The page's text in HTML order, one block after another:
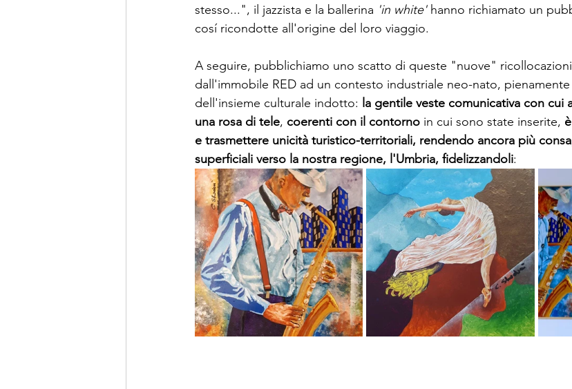
stesso...", il jazzista e la ballerina 'in white' hanno richiamato un
cosí ricondotte all'origine del loro viaggio.
A seguire, pubblichiamo uno scatto di queste "nuove"
dall'immobile RED ad un contesto industriale neo-nato,
dell'insieme culturale indotto: la gentile veste comunicativa con
una rosa di tele, coerenti con il contorno in cui sono state inserite,
e trasmettere unicità turistico-territoriali, rendendo ancora più
superficiali verso la nostra regione, l'Umbria, fidelizzandoli: